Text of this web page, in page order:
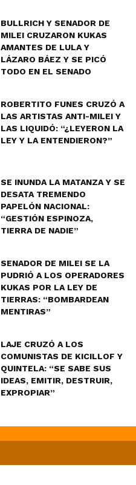
BULLRICH Y SENADOR DE
MILEI CRUZARON KUKAS
AMANTES DE LULA Y
LÁZARO BÁEZ Y SE PICÓ
TODO EN EL SENADO
ROBERTITO FUNES CRUZÓ A
LAS ARTISTAS ANTI-MILEI Y
LAS LIQUIDÓ: “¿LEYERON LA
LEY Y LA ENTENDIERON?”
SE INUNDA LA MATANZA Y SE
DESATA TREMENDO
PAPELÓN NACIONAL:
“GESTIÓN ESPINOZA,
TIERRA DE NADIE”
SENADOR DE MILEI SE LA
PUDRIÓ A LOS OPERADORES
KUKAS POR LA LEY DE
TIERRAS: “BOMBARDEAN
MENTIRAS”
LAJE CRUZÓ A LOS
COMUNISTAS DE KICILLOF Y
QUINTELA: “SE SABE SUS
IDEAS, EMITIR, DESTRUIR,
EXPROPIAR”